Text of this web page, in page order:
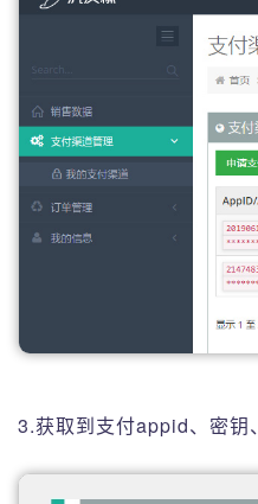
3.获取到支付appid、密钥